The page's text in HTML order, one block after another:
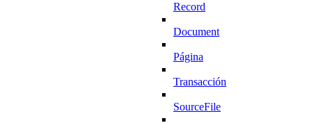
Record
Document
Página
Transacción
SourceFile